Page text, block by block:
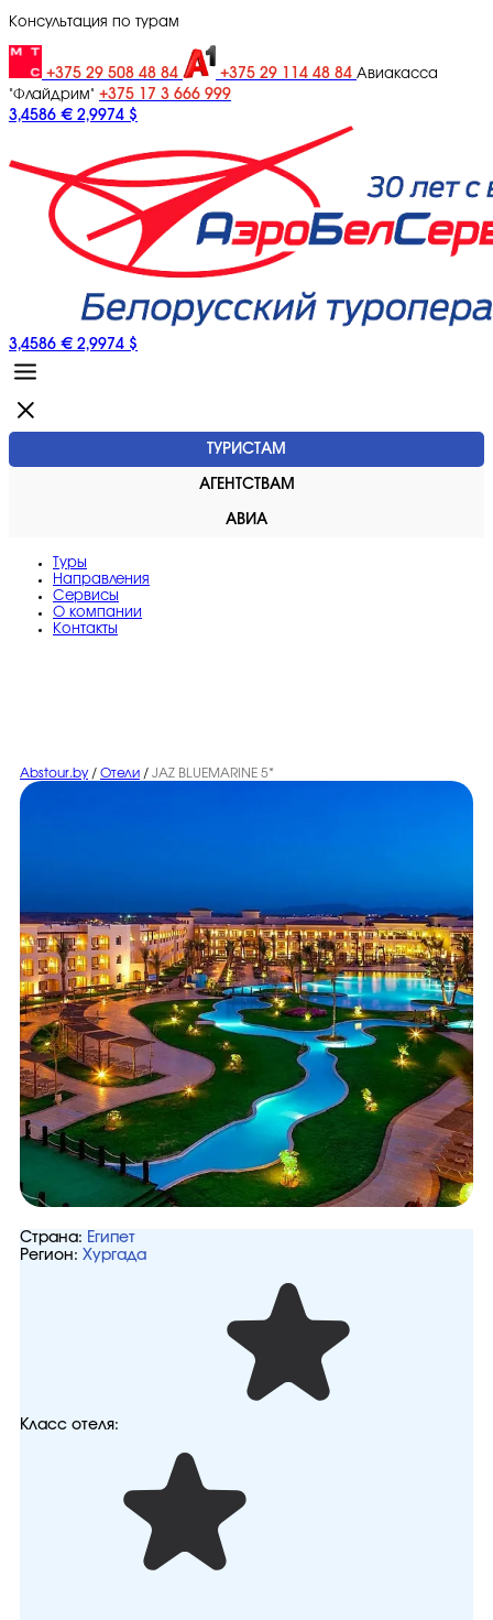
Консультация по турам
+375 29 508 48 84 +375 29 114 48 84 Авиакасса
"Флайдрим" +375 17 3 666 999
3,4586 € 2,9974 $
3,4586 € 2,9974 $
ТУРИСТАМ
АГЕНТСТВАМ
АВИА
Туры
Направления
Сервисы
O компании
Контакты
Abstour.by / Отели / JAZ BLUEMARINE 5*
Страна: Египет
Регион: Хургада
Класс отеля: